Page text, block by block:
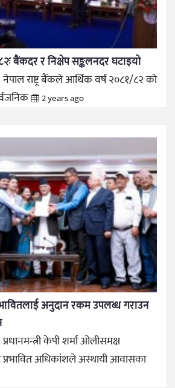
बैंकदर र निक्षेप सङ्कलनदर घटाइयो
नेपाल राष्ट्र बैंकले आर्थिक वर्ष २०८१/८२ को
2 years ago
अनुदान रकम उपलब्ध गराउन
प्रधानमन्त्री केपी शर्मा ओलीसमक्ष
अधिकांशले अस्थायी आवासका